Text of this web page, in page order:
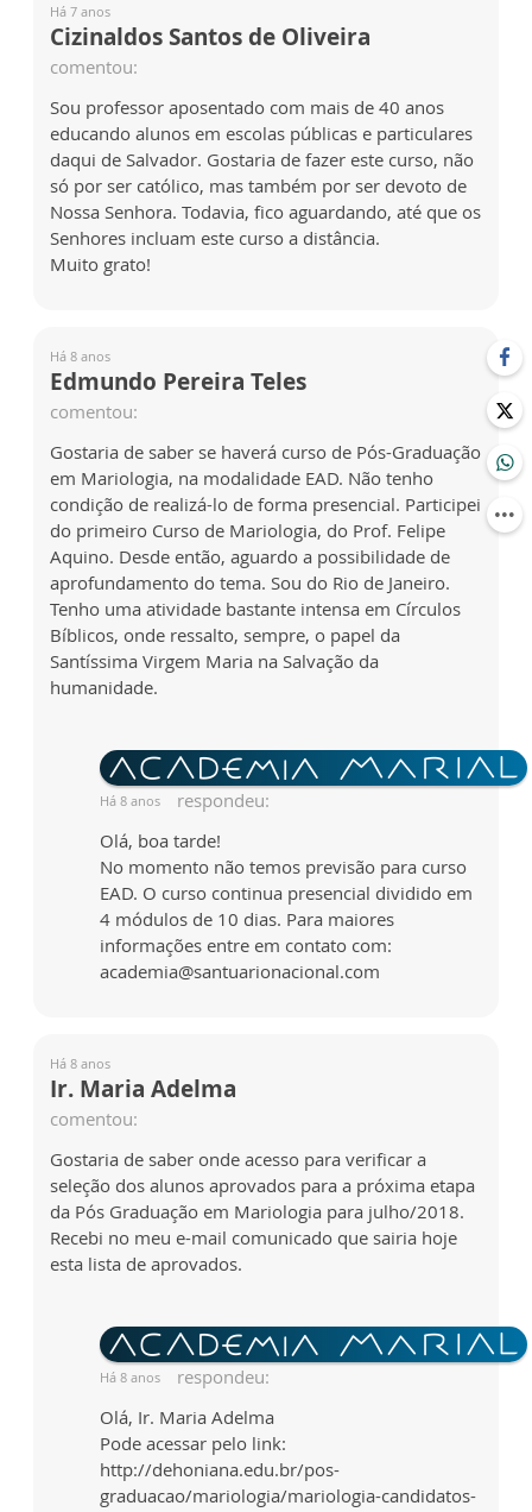
Há 7 anos
Cizinaldos Santos de Oliveira
comentou:
Sou professor aposentado com mais de 40 anos
educando alunos em escolas públicas e particulares
daqui de Salvador. Gostaria de fazer este curso, não
só por ser católico, mas também por ser devoto de
Nossa Senhora. Todavia, fico aguardando, até que os
Senhores incluam este curso a distância.
Muito grato!
Há 8 anos
Edmundo Pereira Teles
comentou:
Gostaria de saber se haverá curso de Pós-Graduação
em Mariologia, na modalidade EAD. Não tenho
condição de realizá-lo de forma presencial. Participei
do primeiro Curso de Mariologia, do Prof. Felipe
Aquino. Desde então, aguardo a possibilidade de
aprofundamento do tema. Sou do Rio de Janeiro.
Tenho uma atividade bastante intensa em Círculos
Bíblicos, onde ressalto, sempre, o papel da
Santíssima Virgem Maria na Salvação da
humanidade.
Há 8 anos
respondeu:
Olá, boa tarde!
No momento não temos previsão para curso
EAD. O curso continua presencial dividido em
4 módulos de 10 dias. Para maiores
informações entre em contato com:
academia@santuarionacional.com
Há 8 anos
Ir. Maria Adelma
comentou:
Gostaria de saber onde acesso para verificar a
seleção dos alunos aprovados para a próxima etapa
da Pós Graduação em Mariologia para julho/2018.
Recebi no meu e-mail comunicado que sairia hoje
esta lista de aprovados.
Há 8 anos
respondeu:
Olá, Ir. Maria Adelma
Pode acessar pelo link:
http://dehoniana.edu.br/pos-
graduacao/mariologia/mariologia-candidatos-